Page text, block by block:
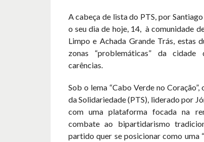
A cabeça de lista do PTS, por
o seu dia de hoje, 14, à comunidade
Limpo e Achada Grande Trás, estas
zonas “problemáticas” da
carências.
Sob o lema “Cabo Verde no
da Solidariedade (PTS), liderado por
com uma plataforma focada na
combate ao bipartidarismo
partido quer se posicionar como uma